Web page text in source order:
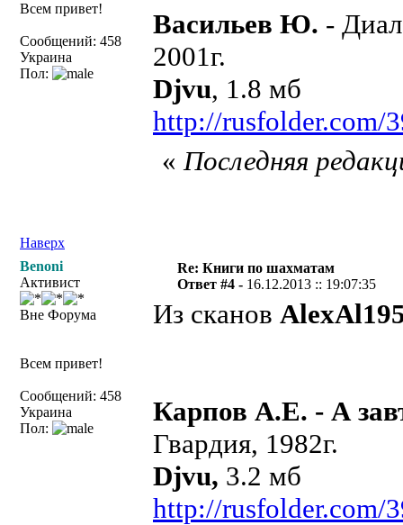
Всем привет!
Сообщений: 458
Украина
Пол:
Васильев Ю. -
2001г.
Djvu, 1.8 мб
http://rusfolder.com/
Наверх
«Последняя
Benoni
Активист
Вне Форума
Всем привет!
Сообщений: 458
Украина
Пол:
Re: Книги по шахматам
Ответ #4 - 16.12.2013 :: 19:07:35
Из сканов
Карпов А.Е. - А
Гвардия, 1982г.
Djvu, 3.2 мб
http://rusfolder.com/